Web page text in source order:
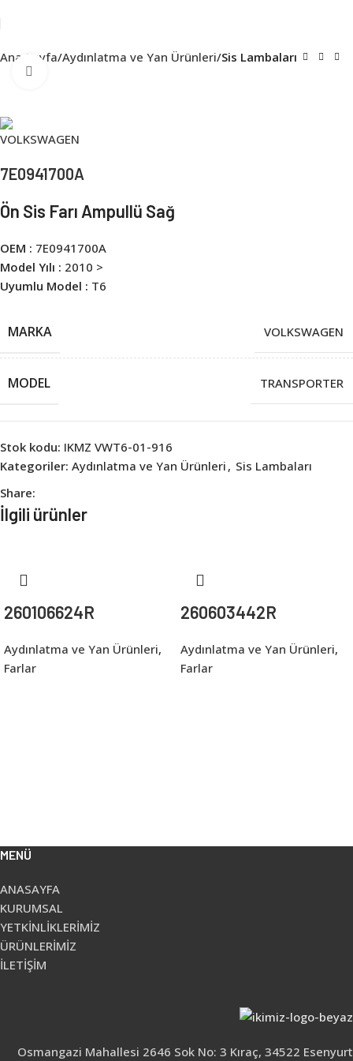
Ana Sayfa Aydınlatma ve Yan Ürünleri Sis Lambaları
7E0941700A
Ön Sis Farı Ampullü Sağ
OEM : 7E0941700A
Model Yılı : 2010 >
Uyumlu Model : T6
MARKA VOLKSWAGEN
MODEL TRANSPORTER
Stok kodu: IKMZ VWT6-01-916
Kategoriler: Aydınlatma ve Yan Ürünleri , Sis Lambaları
Share:
İlgili ürünler
260106624R
Aydınlatma ve Yan Ürünleri,
Farlar
260603442R
Aydınlatma ve Yan Ürünleri,
Farlar
MENÜ
ANASAYFA
KURUMSAL
YETKİNLİKLERİMİZ
ÜRÜNLERİMİZ
İLETİŞİM
Osmangazi Mahallesi 2646 Sok No: 3 Kıraç, 34522 Esenyurt